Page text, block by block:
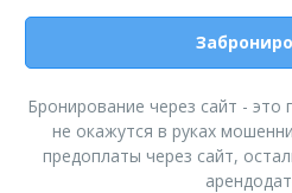
Бронирование через сайт - это
не окажутся в руках
предоплаты через сайт,